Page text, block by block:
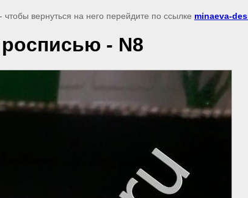
- чтобы вернуться на него перейдите по ссылке minaeva-
- N8